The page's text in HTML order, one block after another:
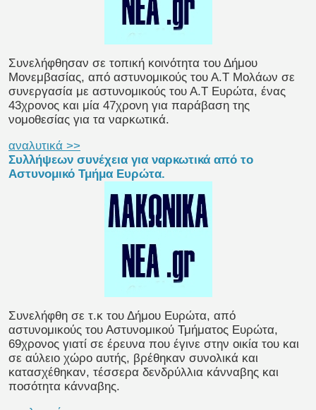
Συνελήφθησαν σε τοπική κοινότητα του Δήμου
Μονεμβασίας, από αστυνομικούς του Α.Τ Μολάων σε
συνεργασία με αστυνομικούς του Α.Τ Ευρώτα, ένας
43χρονος και μία 47χρονη για παράβαση της
νομοθεσίας για τα ναρκωτικά.
αναλυτικά >>
Συλλήψεων συνέχεια για ναρκωτικά από το
Αστυνομικό Τμήμα Ευρώτα.
Συνελήφθη σε τ.κ του Δήμου Ευρώτα, από
αστυνομικούς του Αστυνομικού Τμήματος Ευρώτα,
69χρονος γιατί σε έρευνα που έγινε στην οικία του και
σε αύλειο χώρο αυτής, βρέθηκαν συνολικά και
κατασχέθηκαν, τέσσερα δενδρύλλια κάνναβης και
ποσότητα κάνναβης.